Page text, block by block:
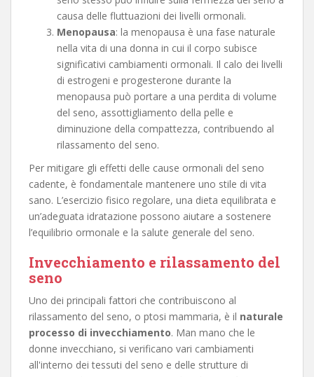
causa delle fluttuazioni dei livelli ormonali.
Menopausa: la menopausa è una fase naturale
nella vita di una donna in cui il corpo subisce
significativi cambiamenti ormonali. Il calo dei livelli
di estrogeni e progesterone durante la
menopausa può portare a una perdita di volume
del seno, assottigliamento della pelle e
diminuzione della compattezza, contribuendo al
rilassamento del seno.
Per mitigare gli effetti delle cause ormonali del seno
cadente, è fondamentale mantenere uno stile di vita
sano. L’esercizio fisico regolare, una dieta equilibrata e
un’adeguata idratazione possono aiutare a sostenere
l’equilibrio ormonale e la salute generale del seno.
Invecchiamento e rilassamento del
seno
Uno dei principali fattori che contribuiscono al
rilassamento del seno, o ptosi mammaria, è il naturale
processo di invecchiamento. Man mano che le
donne invecchiano, si verificano vari cambiamenti
all'interno dei tessuti del seno e delle strutture di